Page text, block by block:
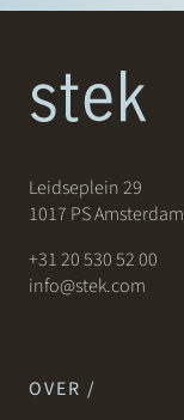
Leidseplein 29
1017 PS Amsterdam
+31 20 530 52 00
info@stek.com
OVER /